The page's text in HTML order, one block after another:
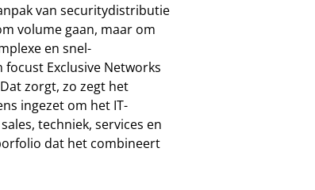
van securitydistributie
volume gaan, maar om
en snel-
Exclusive Networks
zorgt, zo zegt het
ingezet om het IT-
techniek, services en
dat het combineert